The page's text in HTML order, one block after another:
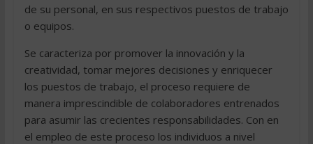
de su personal, en sus respectivos puestos de trabajo
o equipos.
Se caracteriza por promover la innovación y la
creatividad, tomar mejores decisiones y enriquecer
los puestos de trabajo, el proceso requiere de
manera imprescindible de colaboradores entrenados
para asumir las crecientes responsabilidades. Con en
el empleo de este proceso los individuos a nivel